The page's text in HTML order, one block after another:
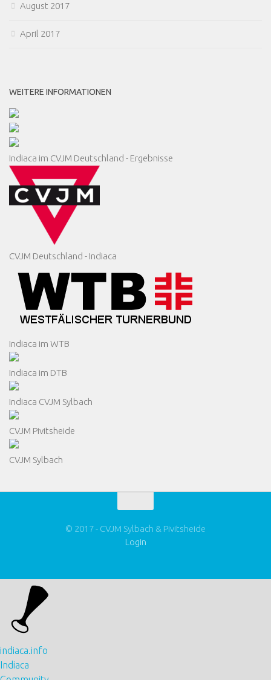
August 2017
April 2017
WEITERE INFORMATIONEN
Indiaca im CVJM Deutschland - Ergebnisse
CVJM Deutschland - Indiaca
Indiaca im WTB
Indiaca im DTB
Indiaca CVJM Sylbach
CVJM Pivitsheide
CVJM Sylbach
© 2017 - CVJM Sylbach & Pivitsheide
Login
indiaca.info
Indiaca